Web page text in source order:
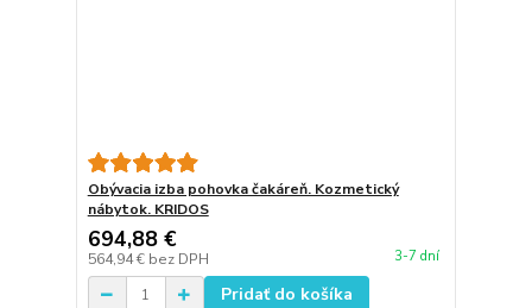
Obývacia izba pohovka čakáreň. Kozmetický
nábytok. KRIDOS
694,88 €
564,94 € bez DPH 3-7 dní
Pridať do košíka